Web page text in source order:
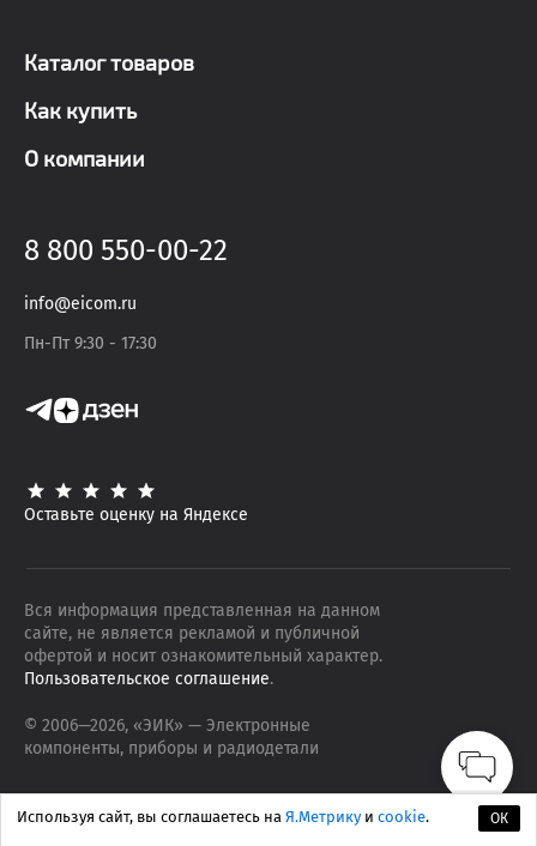
Каталог товаров
Как купить
О компании
8 800 550-00-22
info@eicom.ru
Пн-Пт 9:30 - 17:30
Оставьте оценку на Яндексе
Вся информация представленная на данном
сайте, не является рекламой и публичной
офертой и носит ознакомительный характер.
Пользовательское соглашение.
© 2006—2026, «ЭИК» — Электронные
компоненты, приборы и радиодетали
ОК
Используя сайт, вы соглашаетесь на Я.Метрику и cookie.